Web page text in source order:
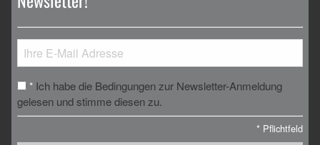
* Ich habe die Bedingungen zur Newsletter-Anmeldung
gelesen und stimme diesen zu.
* Pflichtfeld